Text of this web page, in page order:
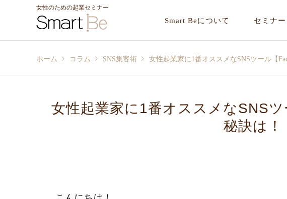
女性のための起業セミナー
Smart Beについて セミナ
ホーム コラム SNS集客術 女性起業家に1番オススメなSNSツール【
女性起業家に1番オススメなSNS
秘訣は！